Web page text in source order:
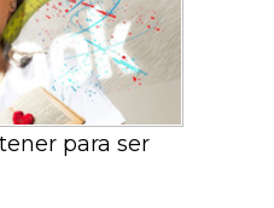
para ser